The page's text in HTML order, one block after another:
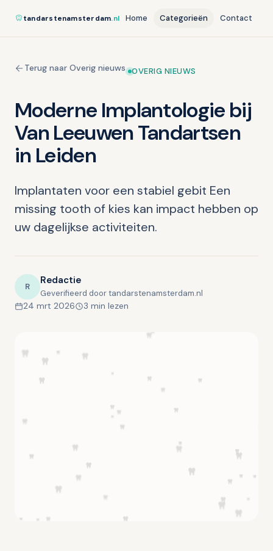
tandarstenamsterdam.nl Home Categorieën Contact
Terug naar Overig nieuws OVERIG NIEUWS
Moderne Implantologie bij
Van Leeuwen Tandartsen
in Leiden
Implantaten voor een stabiel gebit Een
missing tooth of kies kan impact hebben op
uw dagelijkse activiteiten.
R Redactie
Geverifieerd door tandarstenamsterdam.nl
24 mrt 2026 3 min lezen